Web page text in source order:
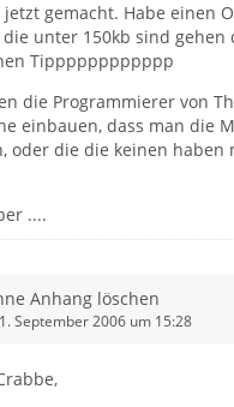
jetzt gemacht. Habe einen
unter 150kb sind gehen
Tipppppppppppp
die Programmierer von
einbauen, dass man die
oder die die keinen haben
....
Anhang löschen
1. September 2006 um 15:28